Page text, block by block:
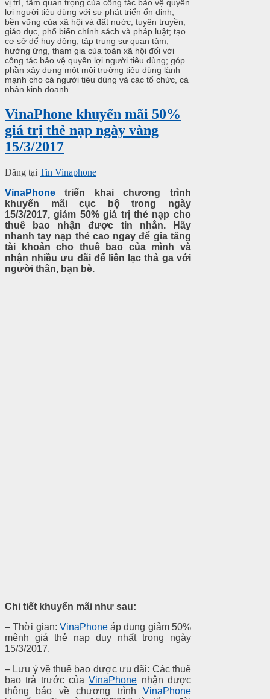
vị trí, tầm quan trọng của công tác bảo vệ quyền
lợi người tiêu dùng với sự phát triển ổn định,
bền vững của xã hội và đất nước; tuyên truyền,
giáo dục, phổ biến chính sách và pháp luật; tạo
cơ sở để huy động, tập trung sự quan tâm,
hưởng ứng, tham gia của toàn xã hội đối với
công tác bảo vệ quyền lợi người tiêu dùng; góp
phần xây dựng một môi trường tiêu dùng lành
mạnh cho cả người tiêu dùng và các tổ chức, cá
nhân kinh doanh...
VinaPhone khuyến mãi 50%
giá trị thẻ nạp ngày vàng
15/3/2017
Đăng tại Tin Vinaphone
VinaPhone triển khai chương trình
khuyến mãi cục bộ trong ngày
15/3/2017, giảm 50% giá trị thẻ nạp cho
thuê bao nhận được tin nhắn. Hãy
nhanh tay nạp thẻ cao ngay để gia tăng
tài khoản cho thuê bao của mình và
nhận nhiều ưu đãi để liên lạc thả ga với
người thân, bạn bè.
Chi tiết khuyến mãi như sau:
– Thời gian: VinaPhoneáp dụng giảm 50%
mệnh giá thẻ nạp duy nhất trong ngày
15/3/2017.
– Lưu ý về thuê bao được ưu đãi: Các thuê
bao trả trước củaVinaPhone nhận được
thông báo về chương trình VinaPhone